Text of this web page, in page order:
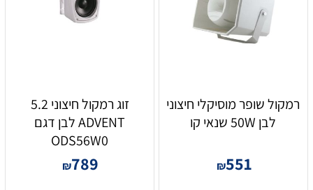
רמקול שופר מוסיקלי חיצוני
לבן 50W שנאי קו
₪551
זוג רמקול חיצוני 5.2
ADVENT לבן דגם
ODS56W0
₪789